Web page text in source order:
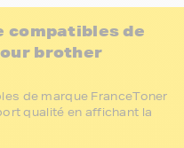
compatibles de
brother
de marque FranceToner
qualité en affichant la